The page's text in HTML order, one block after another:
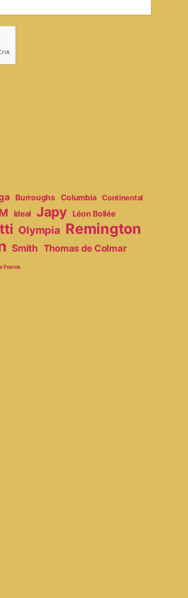
Burroughs Columbia Continental
Ideal Japy
Léon Bollée
Olympia Remington
Smith Thomas de Colmar
France